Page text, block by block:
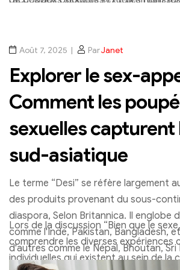
appropriés, Promouvoir la sécurité,
terme et soulagement du stress.
Août 7, 2025 ParJanet
Explorer le sex-
Comment les
sexuelles
sud-asiatique
Le terme “Desi” se réfère largement
des produits provenant du sous-
diaspora, Selon Britannica. Il englobe
comme l'Inde, Pakistan, Bangladesh,
d'autres comme le Népal, Bhoutan, Sri
Maldives. Le sens de “Desi” peut
Lors de la discussion “Bien que le
comprendre les diverses expériences
individuelles qui existent au sein de la